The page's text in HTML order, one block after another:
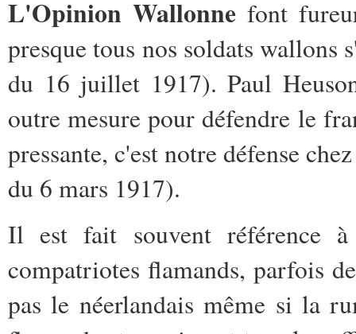
L'Opinion Wallonne font
presque tous nos soldats
du 16 juillet 1917). Paul
outre mesure pour défendre le
pressante, c'est notre défense
du 6 mars 1917).
Il est fait souvent référence à
compatriotes flamands, parfois
pas le néerlandais même si la